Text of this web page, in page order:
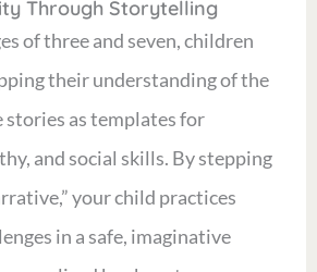
Through Storytelling
of three and seven, children
their understanding of the
stories as templates for
and social skills. By stepping
your child practices
in a safe, imaginative